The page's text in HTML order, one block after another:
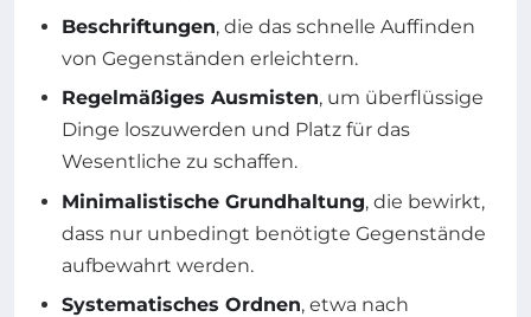
Beschriftungen, die das schnelle Auffinden
von Gegenständen erleichtern.
Regelmäßiges Ausmisten, um überflüssige
Dinge loszuwerden und Platz für das
Wesentliche zu schaffen.
Minimalistische Grundhaltung, die bewirkt,
dass nur unbedingt benötigte Gegenstände
aufbewahrt werden.
Systematisches Ordnen, etwa nach